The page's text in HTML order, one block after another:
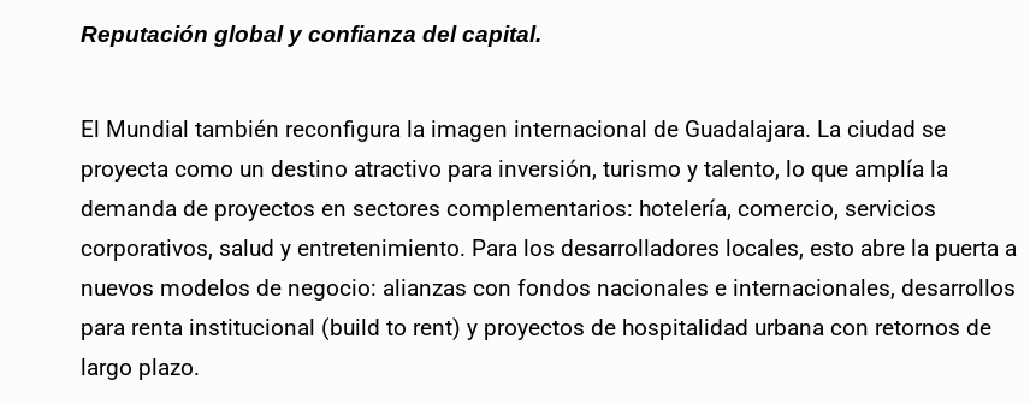
Reputación global y confianza del capital.
El Mundial también reconfigura la imagen internacional de Guadalajara. La ciudad se
proyecta como un destino atractivo para inversión, turismo y talento, lo que amplía la
demanda de proyectos en sectores complementarios: hotelería, comercio, servicios
corporativos, salud y entretenimiento. Para los desarrolladores locales, esto abre la puerta a
nuevos modelos de negocio: alianzas con fondos nacionales e internacionales, desarrollos
para renta institucional (build to rent) y proyectos de hospitalidad urbana con retornos de
largo plazo.